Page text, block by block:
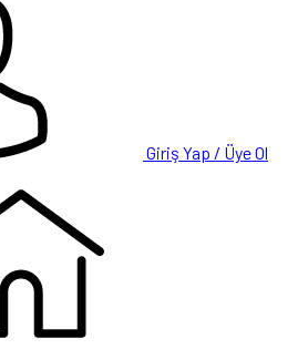
Giriş Yap / Üye Ol